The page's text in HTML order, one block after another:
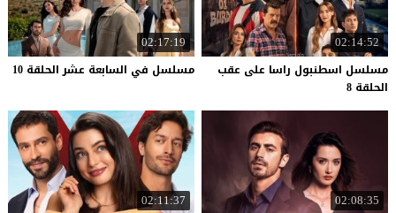
02:14:52
مسلسل اسطنبول راسا على عقب
الحلقة 8
02:17:19
مسلسل في السابعة عشر الحلقة 10
02:08:35
02:11:37